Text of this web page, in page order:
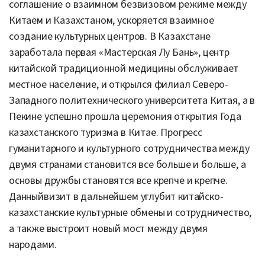
соглашение о взаимном безвизовом режиме между
Китаем и Казахстаном, ускоряется взаимное
создание культурных центров. В Казахстане
заработала первая «Мастерская Лу Бань», центр
китайской традиционной медицины обслуживает
местное население, и открылся филиал Северо-
Западного политехнического университета Китая, а в
Пекине успешно прошла церемония открытия Года
казахстанского туризма в Китае. Прогресс
гуманитарного и культурного сотрудничества между
двумя странами становится все больше и больше, а
основы дружбы становятся все крепче и крепче.
Данныйвизит в дальнейшем углубит китайско-
казахстанские культурные обмены и сотрудничество,
а также выстроит новый мост между двумя
народами.